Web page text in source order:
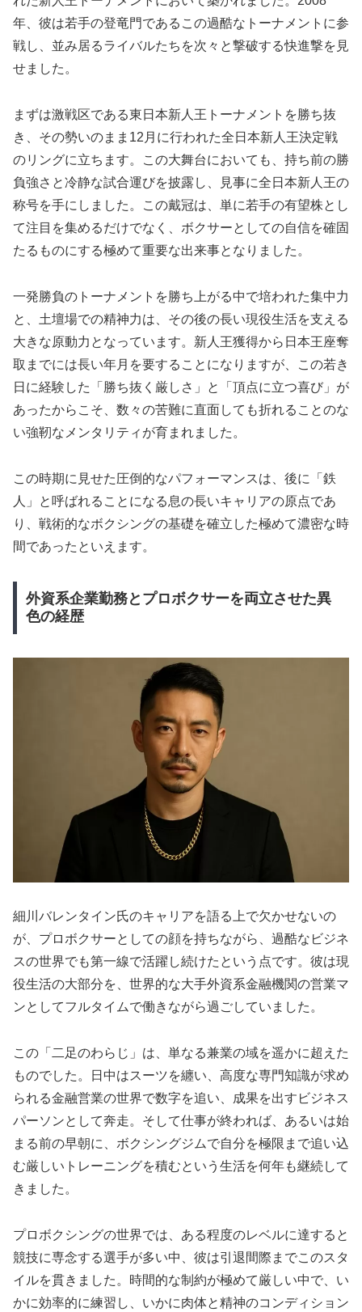
年、彼は若手の登竜門であるこの過酷なトーナメントに参
戦し、並み居るライバルたちを次々と撃破する快進撃を見
せました。
まずは激戦区である東日本新人王トーナメントを勝ち抜
き、その勢いのまま12月に行われた全日本新人王決定戦
のリングに立ちます。この大舞台においても、持ち前の勝
負強さと冷静な試合運びを披露し、見事に全日本新人王の
称号を手にしました。この戴冠は、単に若手の有望株とし
て注目を集めるだけでなく、ボクサーとしての自信を確固
たるものにする極めて重要な出来事となりました。
一発勝負のトーナメントを勝ち上がる中で培われた集中力
と、土壇場での精神力は、その後の長い現役生活を支える
大きな原動力となっています。新人王獲得から日本王座奪
取までには長い年月を要することになりますが、この若き
日に経験した「勝ち抜く厳しさ」と「頂点に立つ喜び」が
あったからこそ、数々の苦難に直面しても折れることのな
い強靭なメンタリティが育まれました。
この時期に見せた圧倒的なパフォーマンスは、後に「鉄
人」と呼ばれることになる息の長いキャリアの原点であ
り、戦術的なボクシングの基礎を確立した極めて濃密な時
間であったといえます。
外資系企業勤務とプロボクサーを両立させた異
色の経歴
細川バレンタイン氏のキャリアを語る上で欠かせないの
が、プロボクサーとしての顔を持ちながら、過酷なビジネ
スの世界でも第一線で活躍し続けたという点です。彼は現
役生活の大部分を、世界的な大手外資系金融機関の営業マ
ンとしてフルタイムで働きながら過ごしていました。
この「二足のわらじ」は、単なる兼業の域を遥かに超えた
ものでした。日中はスーツを纏い、高度な専門知識が求め
られる金融営業の世界で数字を追い、成果を出すビジネス
パーソンとして奔走。そして仕事が終われば、あるいは始
まる前の早朝に、ボクシングジムで自分を極限まで追い込
む厳しいトレーニングを積むという生活を何年も継続して
きました。
プロボクシングの世界では、ある程度のレベルに達すると
競技に専念する選手が多い中、彼は引退間際までこのスタ
イルを貫きました。時間的な制約が極めて厳しい中で、い
かに効率的に練習し、いかに肉体と精神のコンディション